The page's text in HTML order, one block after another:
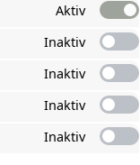
Aktiv
Inaktiv
Inaktiv
Inaktiv
Inaktiv